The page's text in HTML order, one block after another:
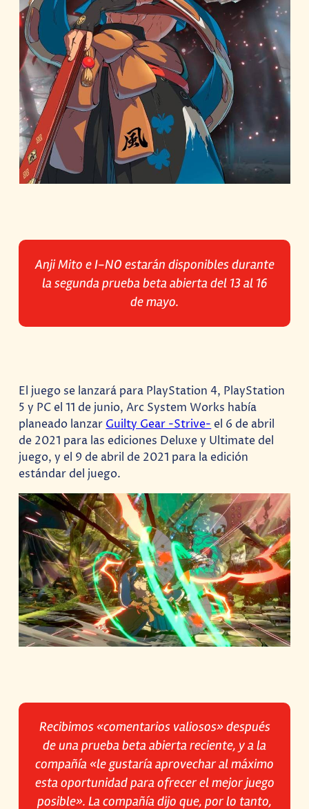
Anji Mito e I-NO estarán disponibles durante
la segunda prueba beta abierta del 13 al 16
de mayo.
El juego se lanzará para PlayStation 4, PlayStation
5 y PC el 11 de junio, Arc System Works había
planeado lanzar Guilty Gear -Strive- el 6 de abril
de 2021 para las ediciones Deluxe y Ultimate del
juego, y el 9 de abril de 2021 para la edición
estándar del juego.
Recibimos «comentarios valiosos» después
de una prueba beta abierta reciente, y a la
compañía «le gustaría aprovechar al máximo
esta oportunidad para ofrecer el mejor juego
posible». La compañía dijo que, por lo tanto,